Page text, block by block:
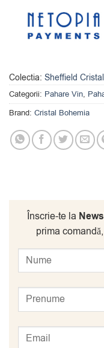
Colectia: Sheffield
Categorii: Pahare Vin,
Brand: Cristal Bohemia
Înscrie-te la
prima